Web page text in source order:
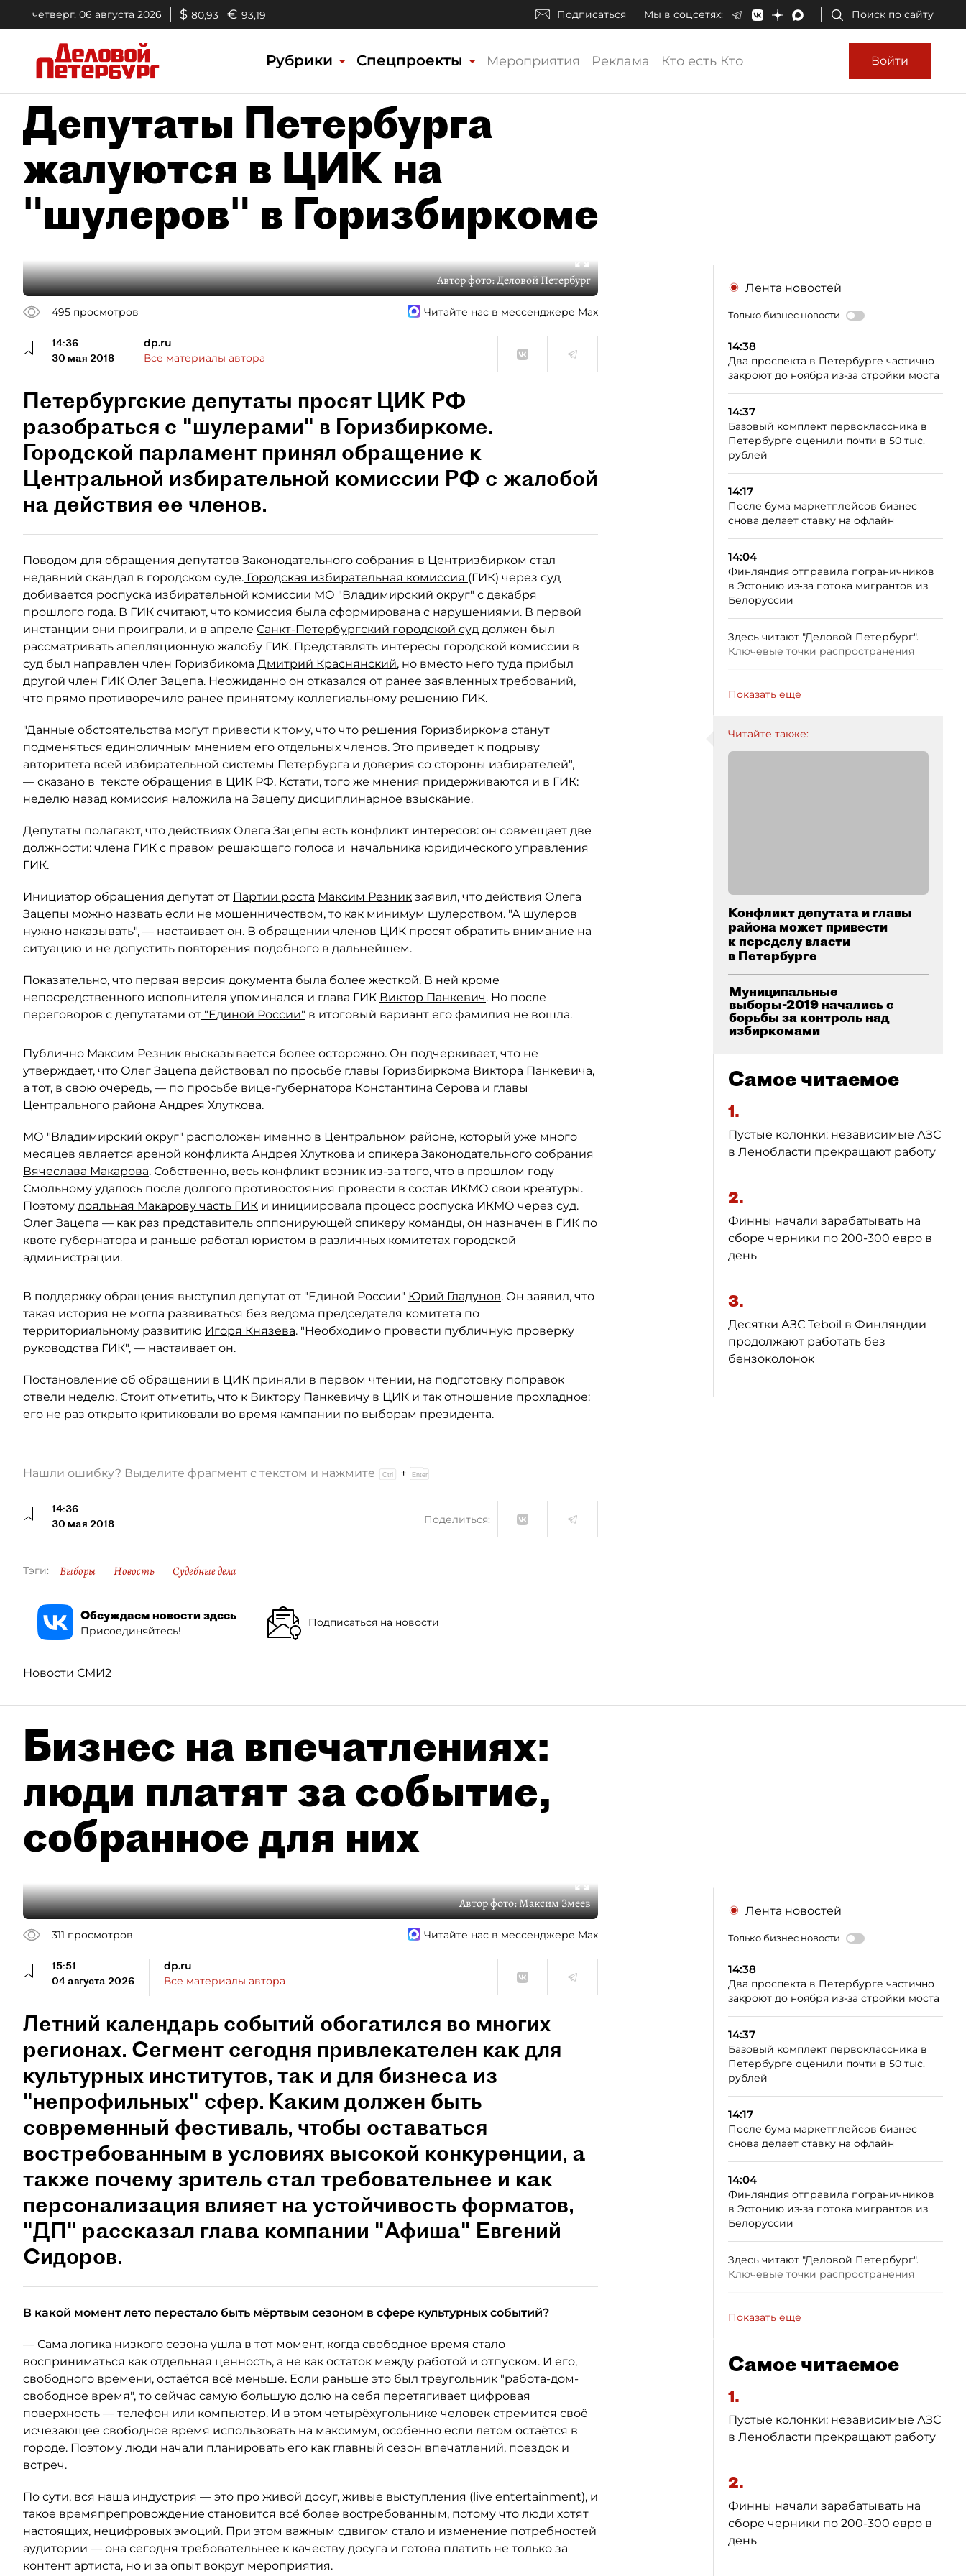
четверг, 06 августа 2026 $ 80,93 € 93,19 Подписаться Мы в соцсетях: Поиск по сайту
Рубрики Спецпроекты Мероприятия Реклама Кто есть Кто Войти
Депутаты Петербурга
жалуются в ЦИК на
"шулеров" в Горизбиркоме
Автор фото:Деловой Петербург
495 просмотров Читайте нас в мессенджере Max
14:36
30 мая 2018
dp.ru
Все материалы автора
Петербургские депутаты просят ЦИК РФ
разобраться с "шулерами" в Горизбиркоме.
Городской парламент принял обращение к
Центральной избирательной комиссии РФ с жалобой
на действия ее членов.
Поводом для обращения депутатов Законодательного собрания в Центризбирком стал
недавний скандал в городском суде. Городская избирательная комиссия (ГИК) через суд
добивается роспуска избирательной комиссии МО "Владимирский округ" с декабря
прошлого года. В ГИК считают, что комиссия была сформирована с нарушениями. В первой
инстанции они проиграли, и в апреле Санкт-Петербургский городской суд должен был
рассматривать апелляционную жалобу ГИК. Представлять интересы городской комиссии в
суд был направлен член Горизбикома Дмитрий Краснянский, но вместо него туда прибыл
другой член ГИК Олег Зацепа. Неожиданно он отказался от ранее заявленных требований,
что прямо противоречило ранее принятому коллегиальному решению ГИК.
"Данные обстоятельства могут привести к тому, что что решения Горизбиркома станут
подменяться единоличным мнением его отдельных членов. Это приведет к подрыву
авторитета всей избирательной системы Петербурга и доверия со стороны избирателей",
— сказано в тексте обращения в ЦИК РФ. Кстати, того же мнения придерживаются и в ГИК:
неделю назад комиссия наложила на Зацепу дисциплинарное взыскание.
Депутаты полагают, что действиях Олега Зацепы есть конфликт интересов: он совмещает две
должности: члена ГИК с правом решающего голоса и начальника юридического управления
ГИК.
Инициатор обращения депутат от Партии роста Максим Резник заявил, что действия Олега
Зацепы можно назвать если не мошенничеством, то как минимум шулерством. "А шулеров
нужно наказывать", — настаивает он. В обращении членов ЦИК просят обратить внимание на
ситуацию и не допустить повторения подобного в дальнейшем.
Показательно, что первая версия документа была более жесткой. В ней кроме
непосредственного исполнителя упоминался и глава ГИК Виктор Панкевич. Но после
переговоров с депутатами от "Единой России" в итоговый вариант его фамилия не вошла.
Публично Максим Резник высказывается более осторожно. Он подчеркивает, что не
утверждает, что Олег Зацепа действовал по просьбе главы Горизбиркома Виктора Панкевича,
а тот, в свою очередь, — по просьбе вице-губернатора Константина Серова и главы
Центрального района Андрея Хлуткова.
МО "Владимирский округ" расположен именно в Центральном районе, который уже много
месяцев является ареной конфликта Андрея Хлуткова и спикера Законодательного собрания
Вячеслава Макарова. Собственно, весь конфликт возник из-за того, что в прошлом году
Смольному удалось после долгого противостояния провести в состав ИКМО свои креатуры.
Поэтому лояльная Макарову часть ГИК и инициировала процесс роспуска ИКМО через суд.
Олег Зацепа — как раз представитель оппонирующей спикеру команды, он назначен в ГИК по
квоте губернатора и раньше работал юристом в различных комитетах городской
администрации.
В поддержку обращения выступил депутат от "Единой России" Юрий Гладунов. Он заявил, что
такая история не могла развиваться без ведома председателя комитета по
территориальному развитию Игоря Князева. "Необходимо провести публичную проверку
руководства ГИК", — настаивает он.
Постановление об обращении в ЦИК приняли в первом чтении, на подготовку поправок
отвели неделю. Стоит отметить, что к Виктору Панкевичу в ЦИК и так отношение прохладное:
его не раз открыто критиковали во время кампании по выборам президента.
Лента новостей
Только бизнес новости
14:38
Два проспекта в Петербурге частично
закроют до ноября из-за стройки моста
14:37
Базовый комплект первоклассника в
Петербурге оценили почти в 50 тыс.
рублей
14:17
После бума маркетплейсов бизнес
снова делает ставку на офлайн
14:04
Финляндия отправила пограничников
в Эстонию из‑за потока мигрантов из
Белоруссии
Здесь читают "Деловой Петербург".
Ключевые точки распространения
Показать ещё
Читайте также:
Конфликт депутата и главы
района может привести
к переделу власти
в Петербурге
Муниципальные
выборы-2019 начались с
борьбы за контроль над
избиркомами
Самое читаемое
1.
Пустые колонки: независимые АЗС
в Ленобласти прекращают работу
2.
Финны начали зарабатывать на
сборе черники по 200-300 евро в
день
3.
Десятки АЗС Teboil в Финляндии
продолжают работать без
бензоколонок
Нашли ошибку? Выделите фрагмент с текстом и нажмите +
14:36
30 мая 2018
Поделиться:
Тэги: Выборы Новость Судебные дела
Обсуждаем новости здесь
Присоединяйтесь!
Подписаться на новости
Новости СМИ2
Бизнес на впечатлениях:
люди платят за событие,
собранное для них
Автор фото:Максим Змеев
311 просмотров Читайте нас в мессенджере Max
15:51
04 августа 2026
dp.ru
Все материалы автора
Летний календарь событий обогатился во многих
регионах. Сегмент сегодня привлекателен как для
культурных институтов, так и для бизнеса из
"непрофильных" сфер. Каким должен быть
современный фестиваль, чтобы оставаться
востребованным в условиях высокой конкуренции, а
также почему зритель стал требовательнее и как
персонализация влияет на устойчивость форматов,
"ДП" рассказал глава компании "Афиша" Евгений
Сидоров.
В какой момент лето перестало быть мёртвым сезоном в сфере культурных событий?
— Сама логика низкого сезона ушла в тот момент, когда свободное время стало
восприниматься как отдельная ценность, а не как остаток между работой и отпуском. И его,
свободного времени, остаётся всё меньше. Если раньше это был треугольник "работа-дом-
свободное время", то сейчас самую большую долю на себя перетягивает цифровая
поверхность — телефон или компьютер. И в этом четырёхугольнике человек стремится своё
исчезающее свободное время использовать на максимум, особенно если летом остаётся в
городе. Поэтому люди начали планировать его как главный сезон впечатлений, поездок и
встреч.
По сути, вся наша индустрия — это про живой досуг, живые выступления (live entertainment), и
такое времяпрепровождение становится всё более востребованным, потому что люди хотят
настоящих, нецифровых эмоций. При этом важным сдвигом стало и изменение потребностей
аудитории — она сегодня требовательнее к качеству досуга и готова платить не только за
контент артиста, но и за опыт вокруг мероприятия.
Лента новостей
Только бизнес новости
14:38
Два проспекта в Петербурге частично
закроют до ноября из-за стройки моста
14:37
Базовый комплект первоклассника в
Петербурге оценили почти в 50 тыс.
рублей
14:17
После бума маркетплейсов бизнес
снова делает ставку на офлайн
14:04
Финляндия отправила пограничников
в Эстонию из‑за потока мигрантов из
Белоруссии
Здесь читают "Деловой Петербург".
Ключевые точки распространения
Показать ещё
Самое читаемое
1.
Пустые колонки: независимые АЗС
в Ленобласти прекращают работу
2.
Финны начали зарабатывать на
сборе черники по 200-300 евро в
день